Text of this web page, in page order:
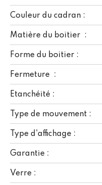
Couleur du cadran :
Matière du boitier :
Forme du boitier :
Fermeture :
Etanchéité :
Type de mouvement :
Type d'affichage :
Garantie :
Verre :